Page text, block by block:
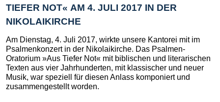
TIEFER NOT« AM 4. JULI 2017 IN DER
NIKOLAIKIRCHE
Am Dienstag, 4. Juli 2017, wirkte unsere Kantorei mit im
Psalmenkonzert in der Nikolaikirche. Das Psalmen-
Oratorium »Aus Tiefer Not« mit biblischen und literarischen
Texten aus vier Jahrhunderten, mit klassischer und neuer
Musik, war speziell für diesen Anlass komponiert und
zusammengestellt worden.